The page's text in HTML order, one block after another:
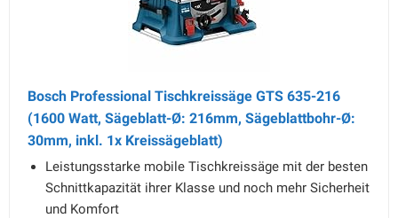
Bosch Professional Tischkreissäge GTS 635-216
(1600 Watt, Sägeblatt-Ø: 216mm, Sägeblattbohr-Ø:
30mm, inkl. 1x Kreissägeblatt)
Leistungsstarke mobile Tischkreissäge mit der besten
Schnittkapazität ihrer Klasse und noch mehr Sicherheit
und Komfort